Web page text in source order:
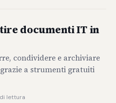
documenti IT in
condividere e archiviare
a strumenti gratuiti
lettura